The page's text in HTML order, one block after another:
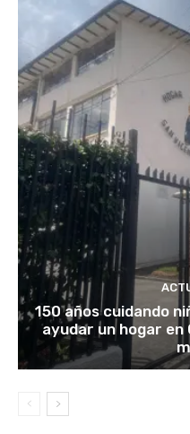
150 años cuidando
ayudar un hogar en